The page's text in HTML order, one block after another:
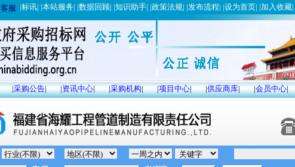
客服 |标讯| |本站服务| |数据回顾| |知识助手| |政策法规| |发布流程| |设为首页| |加入收藏|
|采购公告| |资讯中心| |采购机构| |项目中心| |供应商库| |会员中心|